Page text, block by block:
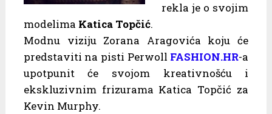
rekla je o svojim
modelima Katica Topčić.
Modnu viziju Zorana Aragovića koju će
predstaviti na pisti Perwoll FASHION.HR-a
upotpunit će svojom kreativnošću i
ekskluzivnim frizurama Katica Topčić za
Kevin Murphy.